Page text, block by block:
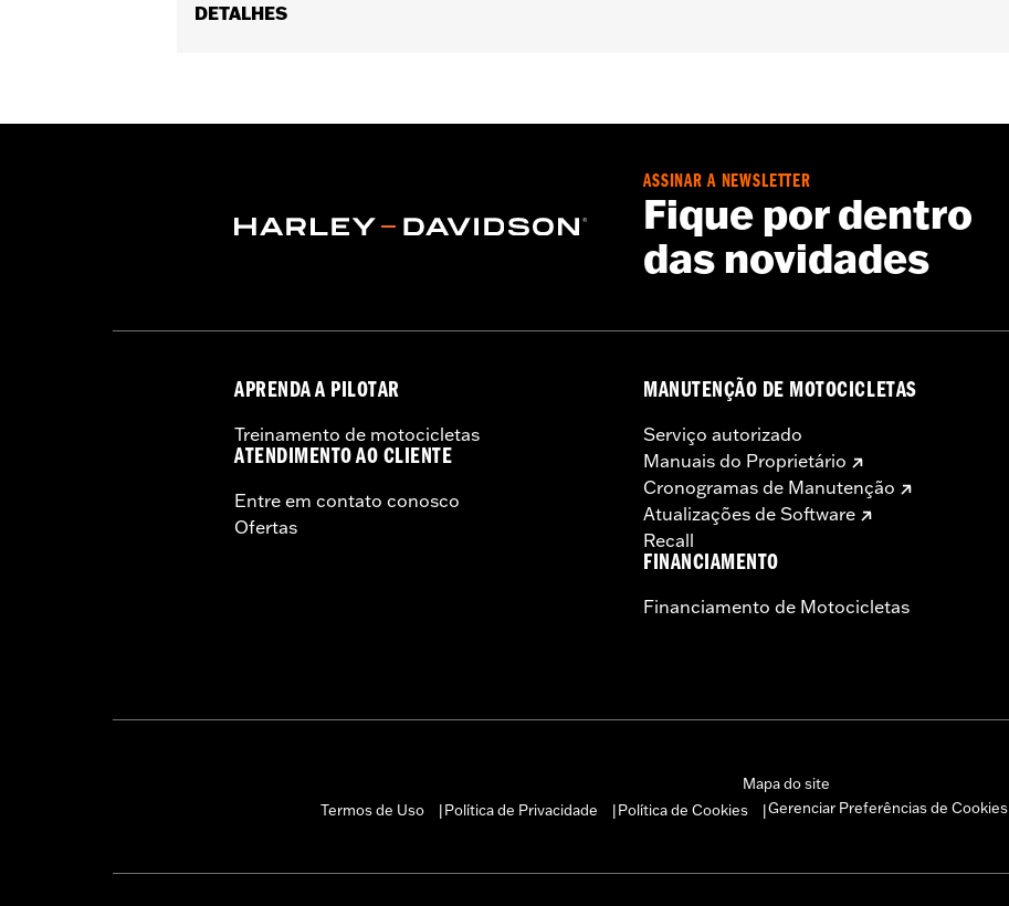
DETALHES
WARRANTY:1 year limited warranty - Go towww.h-d.com/warrantyfor full details
ASSINAR A NEWSLETTER
Fique por dentro
das novidades
APRENDA A PILOTAR
Treinamento de motocicletas
ATENDIMENTO AO CLIENTE
Entre em contato conosco
Ofertas
MANUTENÇÃO DE MOTOCICLETAS
Serviço autorizado
Manuais do Proprietário
Cronogramas de Manutenção
Atualizações de Software
Recall
FINANCIAMENTO
Financiamento de Motocicletas
Mapa do site
Termos de Uso
Política de Privacidade Política de Cookies Gerenciar Preferências de Cookies